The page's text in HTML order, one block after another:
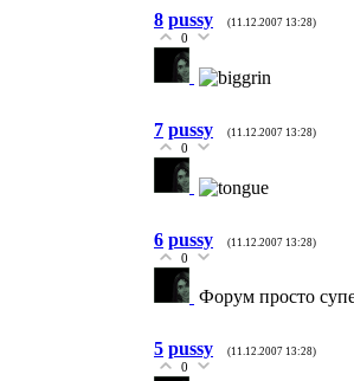
8 pussy (11.12.2007 13:28)
0
7 pussy (11.12.2007 13:28)
0
6 pussy (11.12.2007 13:28)
0
Форум просто
5 pussy (11.12.2007 13:28)
0